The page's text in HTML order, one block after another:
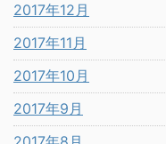
2017年12月
2017年11月
2017年10月
2017年9月